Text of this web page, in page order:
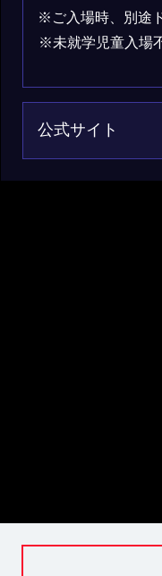
※ご入場時、別途
※未就学児童入場
公式サイト